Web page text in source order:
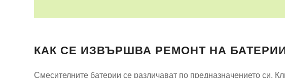
КАК СЕ ИЗВЪРШВА РЕМОНТ НА
Смесителните батерии се различават по предназначението си.